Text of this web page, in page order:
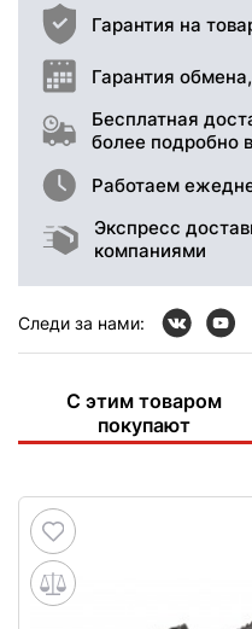
Гарантия на
Гарантия
Бесплатная
более подробно
Работаем
Экспресс
компаниями
Следи за нами:
С этим товаром
покупают